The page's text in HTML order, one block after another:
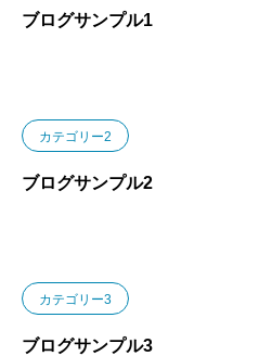
ブログサンプル1
カテゴリー2
ブログサンプル2
カテゴリー3
ブログサンプル3